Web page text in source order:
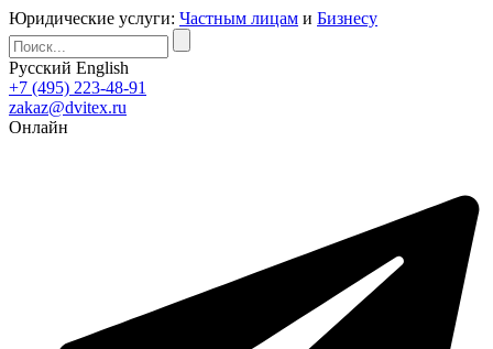
Юридические услуги: Частным лицам и Бизнесу
Русский English
+7 (495) 223-48-91
zakaz@dvitex.ru
Онлайн